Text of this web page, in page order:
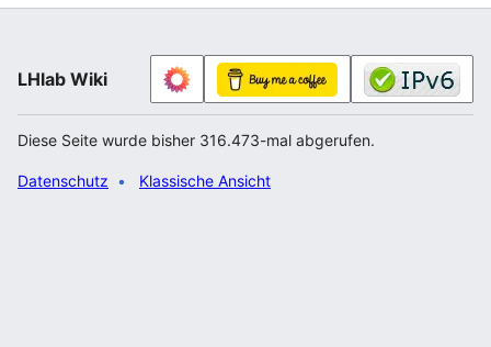
LHlab Wiki
Diese Seite wurde bisher 316.473-mal abgerufen.
Datenschutz Klassische Ansicht